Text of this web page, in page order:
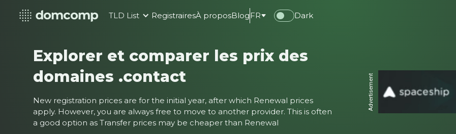
TLD List RegistrairesÀ proposBlog FR Dark
Explorer et comparer les prix des
domaines .contact
New registration prices are for the initial year, after which Renewal prices
apply. However, you are always free to move to another provider. This is often
a good option as Transfer prices may be cheaper than Renewal
Advertisement